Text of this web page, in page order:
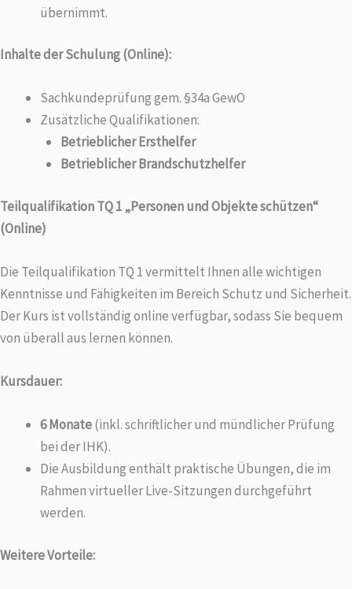
übernimmt.
Inhalte der Schulung (Online):
Sachkundeprüfung gem. §34a GewO
Zusätzliche Qualifikationen:
Betrieblicher Ersthelfer
Betrieblicher Brandschutzhelfer
Teilqualifikation TQ 1 „Personen und Objekte schützen“
(Online)
Die Teilqualifikation TQ 1 vermittelt Ihnen alle wichtigen
Kenntnisse und Fähigkeiten im Bereich Schutz und Sicherheit.
Der Kurs ist vollständig online verfügbar, sodass Sie bequem
von überall aus lernen können.
Kursdauer:
6 Monate(inkl. schriftlicher und mündlicher Prüfung
bei der IHK).
Die Ausbildung enthält praktische Übungen, die im
Rahmen virtueller Live-Sitzungen durchgeführt
werden.
Weitere Vorteile: